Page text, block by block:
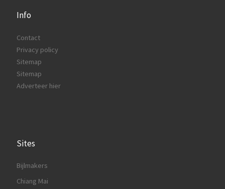
Info
Contact
Privacy policy
Sitemap
Sitemap
Adverteer hier
Sites
Bijlmakers
Chiang Mai